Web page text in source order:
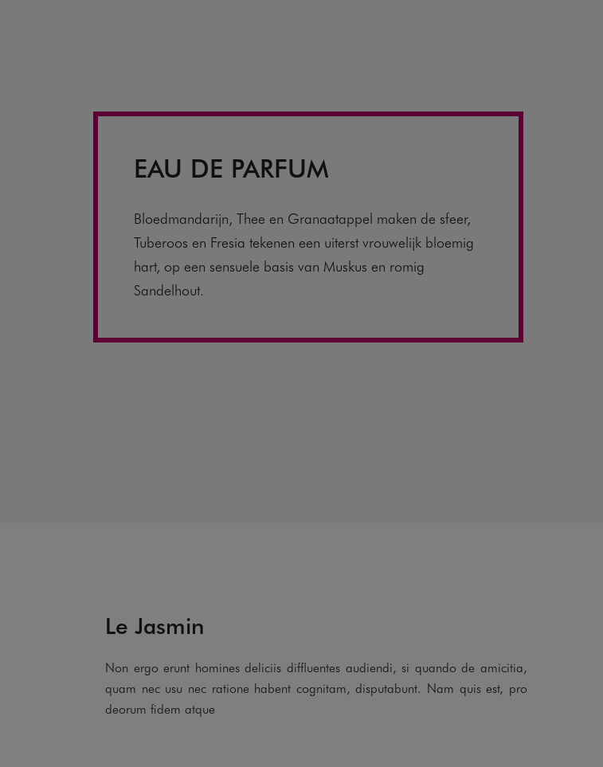
EAU DE PARFUM
Bloedmandarijn, Thee en Granaatappel maken de sfeer,
Tuberoos en Fresia tekenen een uiterst vrouwelijk bloemig
hart, op een sensuele basis van Muskus en romig
Sandelhout.
Le Jasmin
Non ergo erunt homines deliciis diffluentes audiendi, si quando de amicitia,
quam nec usu nec ratione habent cognitam, disputabunt. Nam quis est, pro
deorum fidem atque